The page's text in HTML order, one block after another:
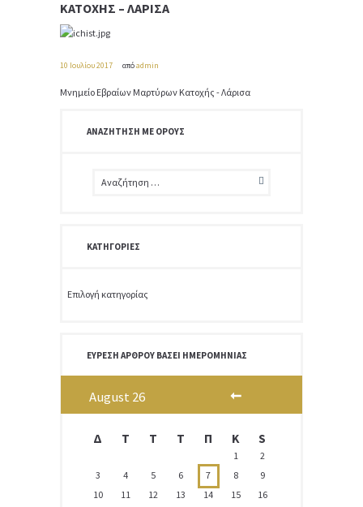
ΚΑΤΟΧΉΣ – ΛΆΡΙΣΑ
10 Ιουλίου 2017 απόadmin
Μνημείο Εβραίων Μαρτύρων Κατοχής - Λάρισα
ΑΝΑΖΉΤΗΣΗ ΜΕ ΌΡΟΥΣ
ΚΑΤΗΓΟΡΊΕΣ
Κατηγορίες
ΕΎΡΕΣΗ ΆΡΘΡΟΥ ΒΆΣΕΙ ΗΜΕΡΟΜΗΝΊΑΣ
August 26
Δ T Τ Τ Π Κ S
1
2
3
4 5 6 7 8
9
10
11 12 13 14 15
16